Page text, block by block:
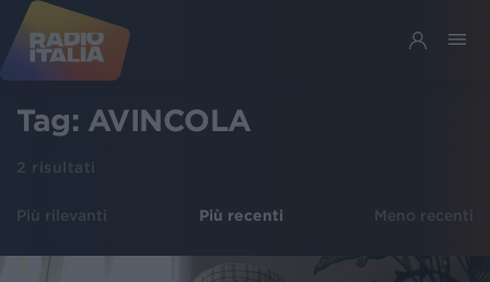
Tag: AVINCOLA
2 risultati
Più rilevanti Più recenti Meno recenti